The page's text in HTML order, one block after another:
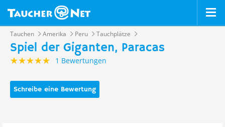
Tauchen Amerika Peru Tauchplätze
Spiel der Giganten, Paracas
1 Bewertungen
Schreibe eine Bewertung